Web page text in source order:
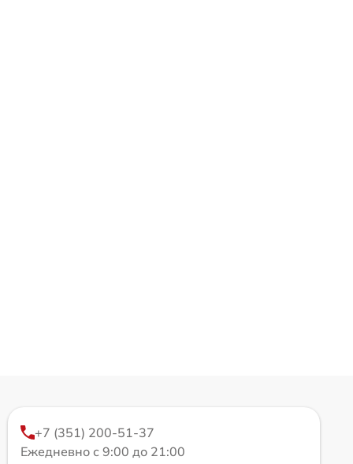
+7 (351) 200-51-37
Ежедневно с 9:00 до 21:00